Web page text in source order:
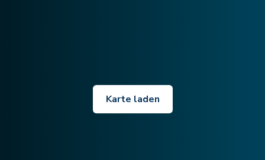
Karte laden